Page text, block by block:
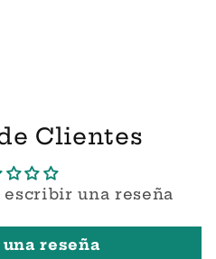
Clientes
una reseña
reseña